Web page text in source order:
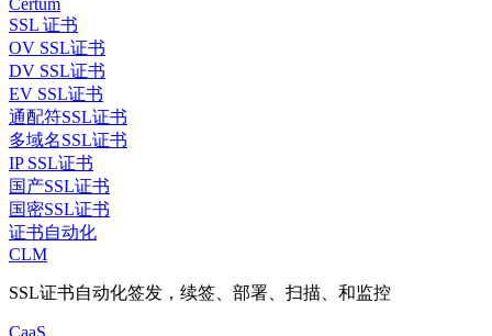
Certum
SSL 证书
OV SSL证书
DV SSL证书
EV SSL证书
通配符SSL证书
多域名SSL证书
IP SSL证书
国产SSL证书
国密SSL证书
证书自动化
CLM
SSL证书自动化签发，续签、部署、扫描、和监控